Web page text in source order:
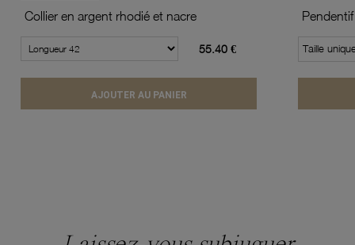
Collier en argent rhodié et nacre
55.40 €
AJOUTER AU PANIER
Taille